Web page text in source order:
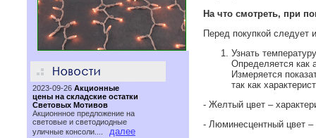
2023-09-26 Акционные
цены на складские остатки
Световых Мотивов
Акционнное предложение на
световые и светодиодные
уличные консоли....
далее
На что смотреть, при
Перед покупкой следует
Узнать
Определяется как
Измеряется
так как
- Желтый цвет –
- Люминесцентный цвет –